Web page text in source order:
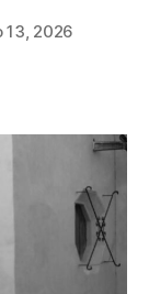
13, 2026